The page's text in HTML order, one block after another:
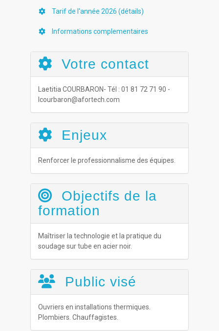
Tarif de l'année 2026 (détails)
Informations complementaires
Votre contact
Laetitia COURBARON- Tél : 01 81 72 71 90 -
lcourbaron@afortech.com
Enjeux
Renforcer le professionnalisme des équipes.
Objectifs de la
formation
Maîtriser la technologie et la pratique du
soudage sur tube en acier noir.
Public visé
Ouvriers en installations thermiques.
Plombiers. Chauffagistes.